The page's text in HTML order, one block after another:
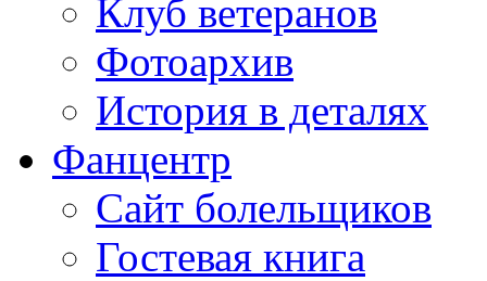
Клуб ветеранов
Фотоархив
История в деталях
Фанцентр
Сайт болельщиков
Гостевая книга